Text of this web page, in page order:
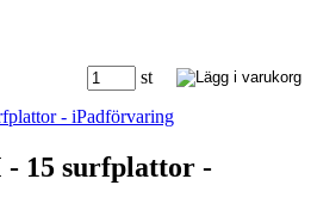
st
- 15 surfplattor -